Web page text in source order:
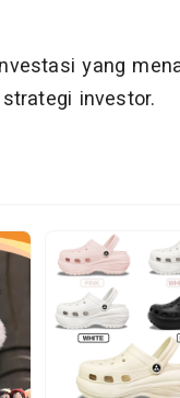
yang
investor.